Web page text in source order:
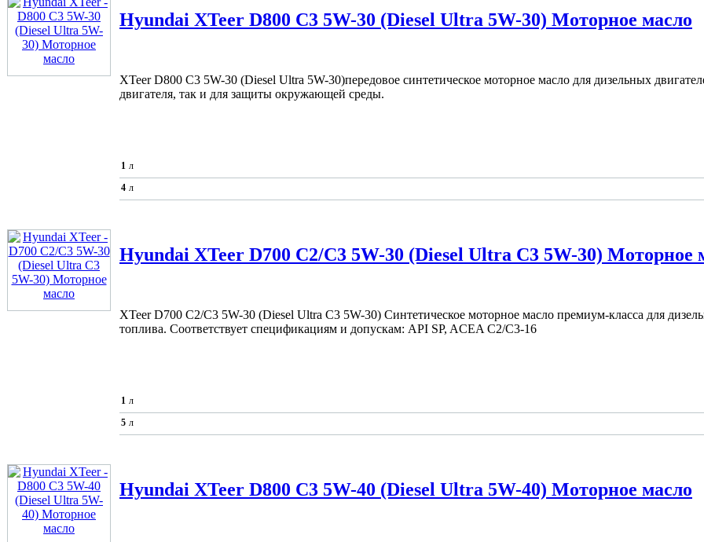
Hyundai XTeer D800 C3 5W-30 (Diesel Ultra 5W-30) Моторное масло
XTeer D800 C3 5W-30 (Diesel Ultra 5W-30)передовое синтетическое моторное масло для дизельных
двигателя, так и для защиты окружающей среды.
1 л
4 л
Hyundai XTeer D700 C2/C3 5W-30 (Diesel Ultra C3 5W-30) Моторное
XTeer D700 C2/C3 5W-30 (Diesel Ultra C3 5W-30) Синтетическое моторное масло премиум-класса для
топлива. Соответствует спецификациям и допускам: API SP, ACEA C2/C3-16
1 л
5 л
Hyundai XTeer D800 C3 5W-40 (Diesel Ultra 5W-40) Моторное масло